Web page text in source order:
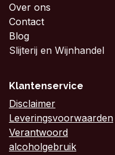
Over ons
Contact
Blog
Slijterij en Wijnhandel
Klantenservice
Disclaimer
Leveringsvoorwaarden
Verantwoord
alcoholgebruik